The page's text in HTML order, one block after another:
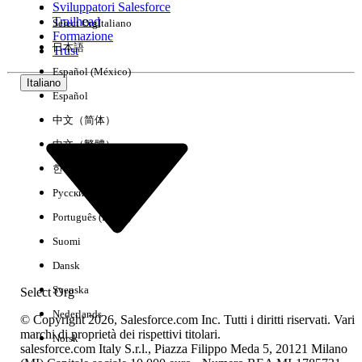
Esperienza
Nessun risultato
Sviluppatori Salesforce
Trailhead
Formazione
Trust
Italiano
Select Org
Select OrgItaliano
日本語
Español (México)
Español
中文（简体）
中文（繁體）
한국어
Русский
Português (Brasil)
Suomi
Dansk
Svenska
Nederlands
Norsk
© Copyright 2026, Salesforce.com Inc. Tutti i diritti riservati. Vari
marchi di proprietà dei rispettivi titolari.
salesforce.com Italy S.r.l., Piazza Filippo Meda 5, 20121 Milano